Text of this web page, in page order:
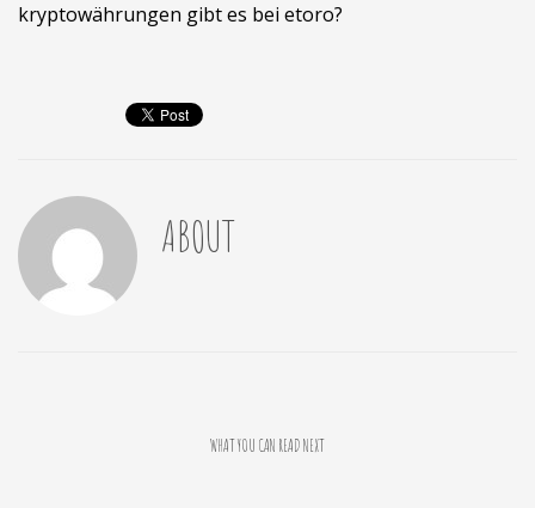
kryptowährungen gibt es bei etoro?
ABOUT
WHAT YOU CAN READ NEXT